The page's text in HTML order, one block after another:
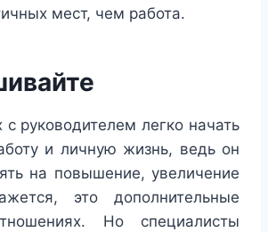
мест, чем работа.
руководителем легко начать
и личную жизнь, ведь он
на повышение, увеличение
это дополнительные
Но специалисты